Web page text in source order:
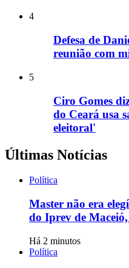
4
Defesa de
reunião com
5
Ciro Gomes
do Ceará usa
eleitoral'
Últimas Notícias
Política
Master não era
do Iprev de
Há 2 minutos
Política